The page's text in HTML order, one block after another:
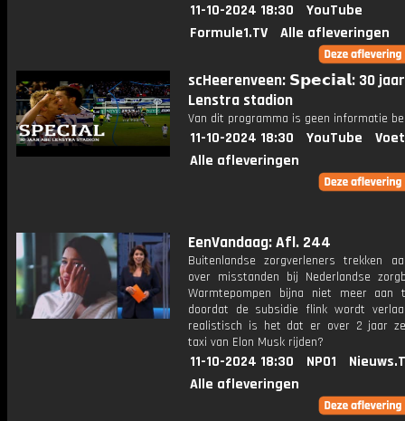
11-10-2024 18:30
YouTube
Formule1.TV
Alle afleveringen
scHeerenveen: 𝗦𝗽𝗲𝗰𝗶𝗮𝗹: 30
Lenstra stadion
Van dit programma is geen informatie
11-10-2024 18:30 YouTube
Alle afleveringen
EenVandaag: Afl. 244
Buitenlandse zorgverleners trekken
over misstanden bij Nederlandse
Warmtepompen bijna niet meer aan
doordat de subsidie flink wordt
realistisch is het dat er over 2 jaar
taxi van Elon Musk rijden?
11-10-2024 18:30 NPO1
Alle afleveringen